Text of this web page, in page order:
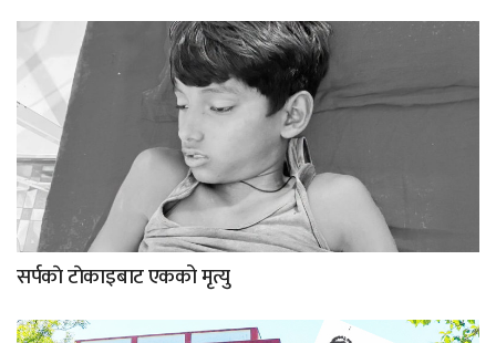
सर्पकाे टाेकाइबाट एकको मृत्यु